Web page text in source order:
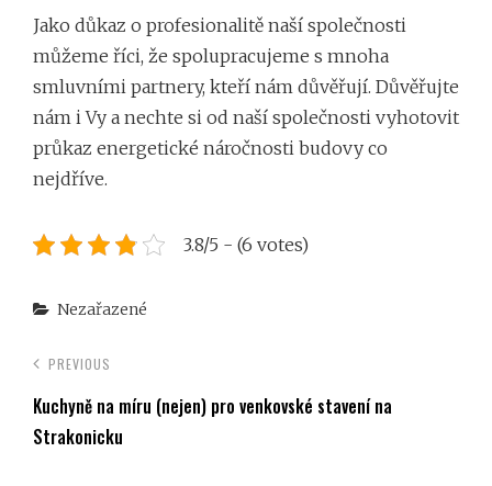
Jako důkaz o profesionalitě naší společnosti
můžeme říci, že spolupracujeme s mnoha
smluvními partnery, kteří nám důvěřují. Důvěřujte
nám i Vy a nechte si od naší společnosti vyhotovit
průkaz energetické náročnosti budovy co
nejdříve.
3.8/5 - (6 votes)
Categories
Nezařazené
PREVIOUS
Kuchyně na míru (nejen) pro venkovské stavení na
Strakonicku